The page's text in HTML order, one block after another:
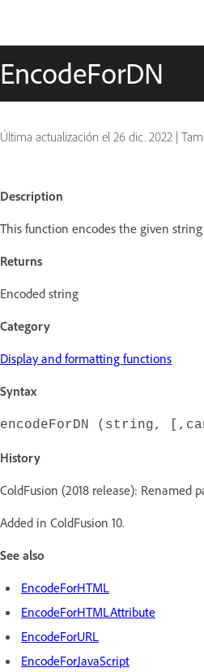
EncodeForDN
Última actualización el 26 dic. 2022 |
Description
This function encodes the given
Returns
Encoded string
Category
Display and formatting functions
Syntax
encodeForDN (string,
History
ColdFusion (2018 release): Renamed
Added in ColdFusion 10.
See also
EncodeForHTML
EncodeForHTMLAttribute
EncodeForURL
EncodeForJavaScript